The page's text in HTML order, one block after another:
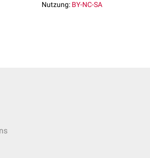
Nutzung: BY-NC-SA